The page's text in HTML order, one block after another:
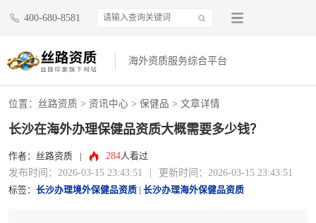
400-680-8581
海外资质服务综合平台
位置： 丝路资质 > 资讯中心 > 保健品 > 文章详情
长沙在海外办理保健品资质大概需要多少钱？
作者：丝路资质 284人看过
发布时间：2026-03-15 23:43:51 更新时间：2026-03-15 23:43:51
标签： 长沙办理境外保健品资质 长沙办理海外保健品资质